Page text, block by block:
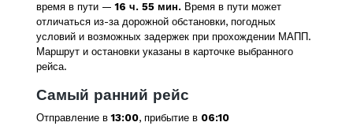
время в пути —16 ч. 55 мин. Время в пути может
отличаться из-за дорожной обстановки, погодных
условий и возможных задержек при прохождении МАПП.
Маршрут и остановки указаны в карточке выбранного
рейса.
Самый ранний рейс
Отправление в13:00, прибытие в 06:10